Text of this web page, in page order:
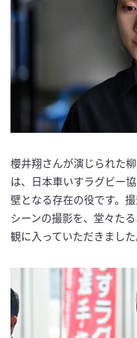
櫻井翔さんが演じられた
は、日本車いすラグビー
壁となる存在の役です。
シーンの撮影を、堂々た
観に入っていただきました